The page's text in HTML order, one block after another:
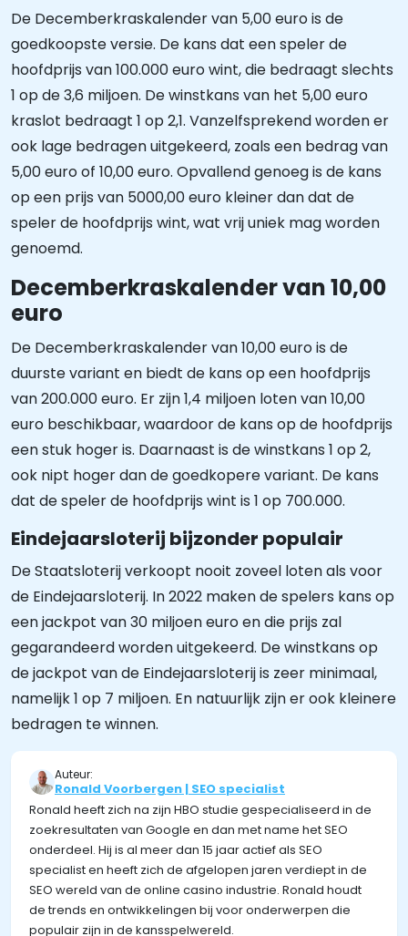
De Decemberkraskalender van 5,00 euro is de
goedkoopste versie. De kans dat een speler de
hoofdprijs van 100.000 euro wint, die bedraagt slechts
1 op de 3,6 miljoen. De winstkans van het 5,00 euro
kraslot bedraagt 1 op 2,1. Vanzelfsprekend worden er
ook lage bedragen uitgekeerd, zoals een bedrag van
5,00 euro of 10,00 euro. Opvallend genoeg is de kans
op een prijs van 5000,00 euro kleiner dan dat de
speler de hoofdprijs wint, wat vrij uniek mag worden
genoemd.
Decemberkraskalender van 10,00
euro
De Decemberkraskalender van 10,00 euro is de
duurste variant en biedt de kans op een hoofdprijs
van 200.000 euro. Er zijn 1,4 miljoen loten van 10,00
euro beschikbaar, waardoor de kans op de hoofdprijs
een stuk hoger is. Daarnaast is de winstkans 1 op 2,
ook nipt hoger dan de goedkopere variant. De kans
dat de speler de hoofdprijs wint is 1 op 700.000.
Eindejaarsloterij bijzonder populair
De Staatsloterij verkoopt nooit zoveel loten als voor
de Eindejaarsloterij. In 2022 maken de spelers kans op
een jackpot van 30 miljoen euro en die prijs zal
gegarandeerd worden uitgekeerd. De winstkans op
de jackpot van de Eindejaarsloterij is zeer minimaal,
namelijk 1 op 7 miljoen. En natuurlijk zijn er ook kleinere
bedragen te winnen.
Auteur:
Ronald Voorbergen | SEO specialist
Ronald heeft zich na zijn HBO studie gespecialiseerd in de
zoekresultaten van Google en dan met name het SEO
onderdeel. Hij is al meer dan 15 jaar actief als SEO
specialist en heeft zich de afgelopen jaren verdiept in de
SEO wereld van de online casino industrie. Ronald houdt
de trends en ontwikkelingen bij voor onderwerpen die
populair zijn in de kansspelwereld.